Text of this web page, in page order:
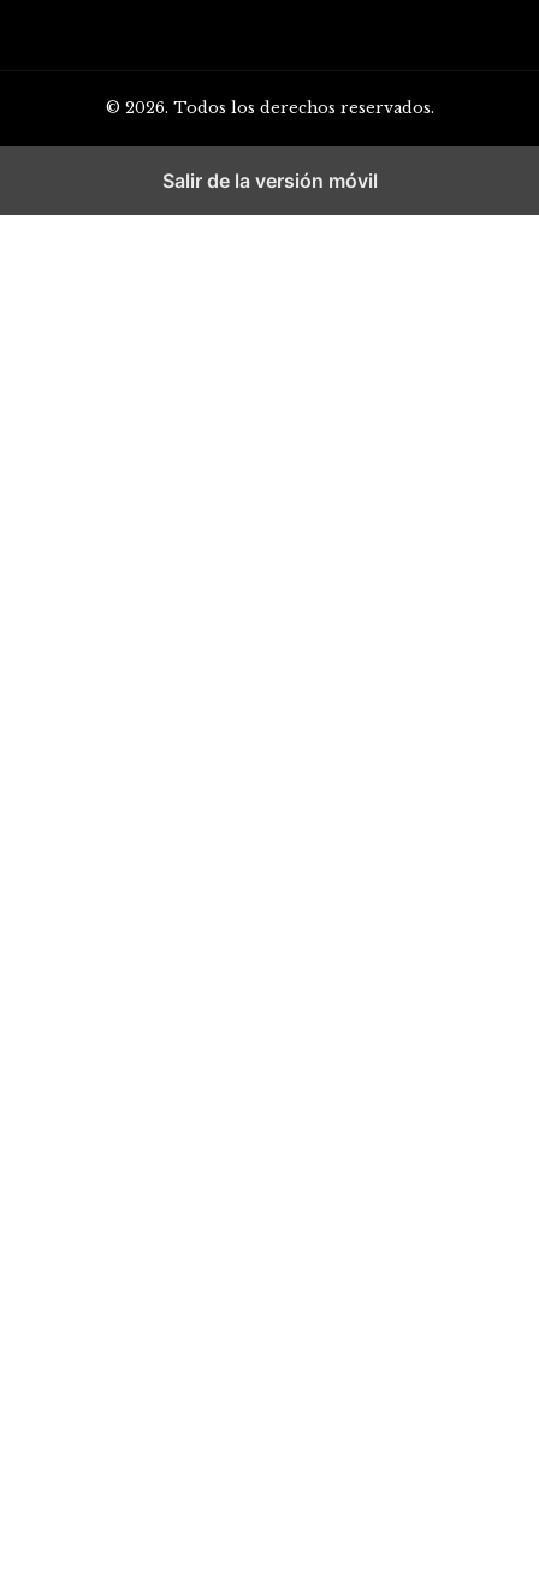
© 2026. Todos los derechos reservados.
Salir de la versión móvil